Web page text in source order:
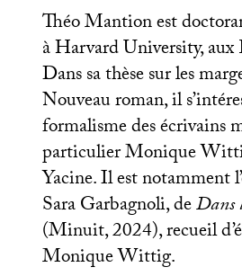
Théo Mantion est
à Harvard University,
Dans sa thèse sur les
Nouveau roman, il
formalisme des écrivains
particulier Monique
Yacine. Il est notamment
Sara Garbagnoli, deDans
(Minuit, 2024), recueil
Monique Wittig.